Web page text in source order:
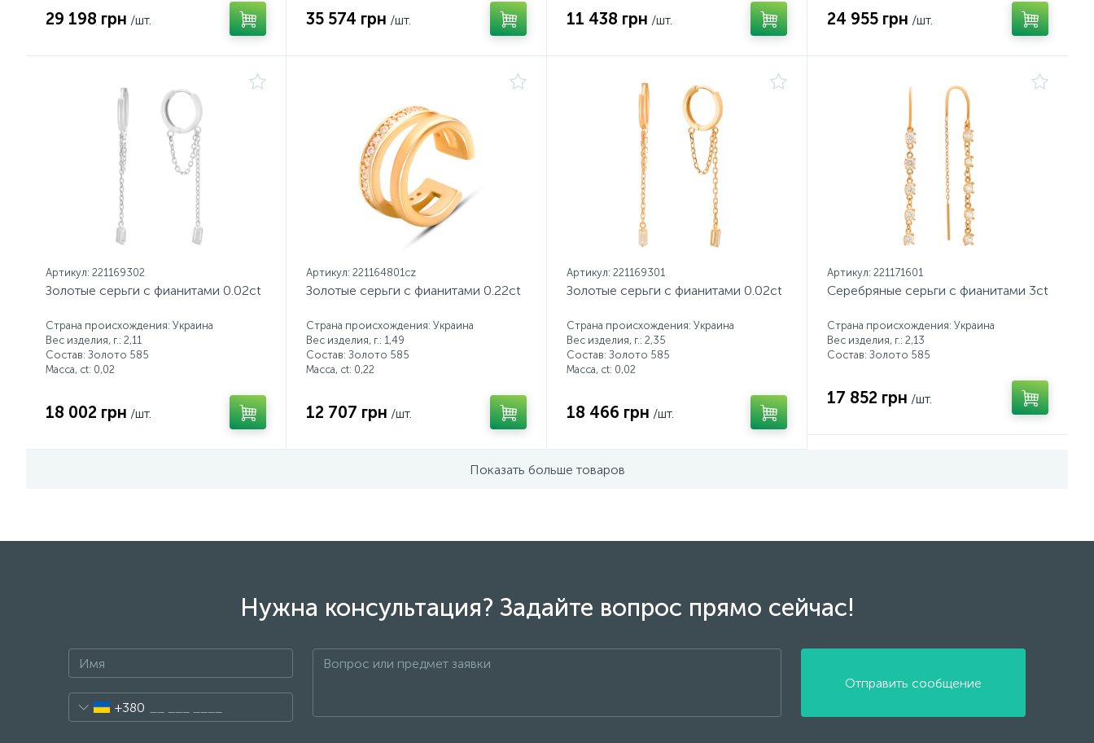
29 198 грн /шт. 35 574 грн /шт. 11 438 грн /шт. 24 955 грн /шт.
Артикул: 221169302
Золотые серьги с фианитами 0.02ct
Страна происхождения: Украина
Вес изделия, г.: 2,11
Состав: Золото 585
Масса, ct: 0,02
18 002 грн /шт.
Артикул: 221164801cz
Золотые серьги с фианитами 0.22ct
Страна происхождения: Украина
Вес изделия, г.: 1,49
Состав: Золото 585
Масса, ct: 0,22
12 707 грн /шт.
Артикул: 221169301
Золотые серьги с фианитами 0.02ct
Страна происхождения: Украина
Вес изделия, г.: 2,35
Состав: Золото 585
Масса, ct: 0,02
18 466 грн /шт.
Артикул: 221171601
Серебряные серьги с фианитами 3ct
Страна происхождения: Украина
Вес изделия, г.: 2,13
Состав: Золото 585
17 852 грн /шт.
Показать больше товаров
Нужна консультация? Задайте вопрос прямо сейчас!
+380
Отправить сообщение